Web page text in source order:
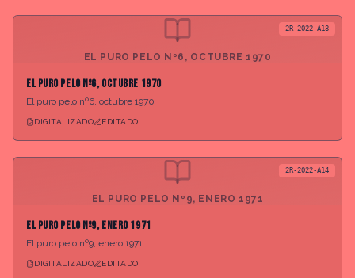
EL PURO PELO Nº6, OCTUBRE 1970
2R-2022-A13
El puro pelo nº6, octubre 1970
El puro pelo nº6, octubre 1970
DIGITALIZADO EDITADO
EL PURO PELO Nº9, ENERO 1971
2R-2022-A14
El puro pelo nº9, enero 1971
El puro pelo nº9, enero 1971
DIGITALIZADO EDITADO